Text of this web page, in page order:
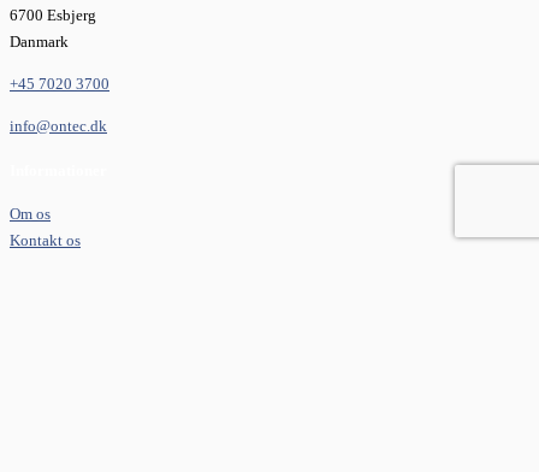
6700 Esbjerg
Danmark
+45 7020 3700
info@ontec.dk
Om os
Kontakt os